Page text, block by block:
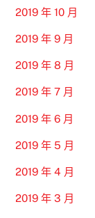
2019 年 10 月
2019 年 9 月
2019 年 8 月
2019 年 7 月
2019 年 6 月
2019 年 5 月
2019 年 4 月
2019 年 3 月